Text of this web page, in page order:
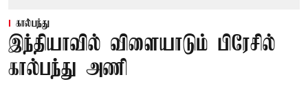
கால்பந்து
இந்தியாவில் விளையாடும் பிரேசில்
கால்பந்து அணி